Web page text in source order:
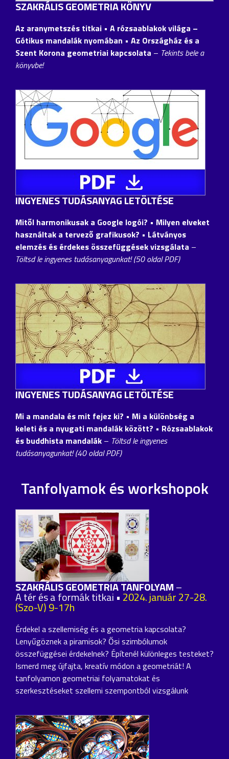
SZAKRÁLIS GEOMETRIA KÖNYV
Az aranymetszés titkai • A rózsaablakok világa –
Gótikus mandalák nyomában • Az Országház és a
Szent Korona geometriai kapcsolata – Tekints bele a
könyvbe!
INGYENES TUDÁSANYAG LETÖLTÉSE
Mitől harmonikusak a Google logói? • Milyen elveket
használtak a tervező grafikusok? • Látványos
elemzés és érdekes összefüggések vizsgálata –
Töltsd le ingyenes tudásanyagunkat! (50 oldal PDF)
INGYENES TUDÁSANYAG LETÖLTÉSE
Mi a mandala és mit fejez ki? • Mi a különbség a
keleti és a nyugati mandalák között? • Rózsaablakok
és buddhista mandalák – Töltsd le ingyenes
tudásanyagunkat! (40 oldal PDF)
Tanfolyamok és workshopok
SZAKRÁLIS GEOMETRIA TANFOLYAM–
A tér és a formák titkai • 2024. január 27-28.
(Szo-V) 9-17h
Érdekel a szellemiség és a geometria kapcsolata?
Lenyűgöznek a piramisok? Ősi szimbólumok
összefüggései érdekelnek? Építenél különleges testeket?
Ismerd meg újfajta, kreatív módon a geometriát! A
tanfolyamon geometriai folyamatokat és
szerkesztéseket szellemi szempontból vizsgálunk